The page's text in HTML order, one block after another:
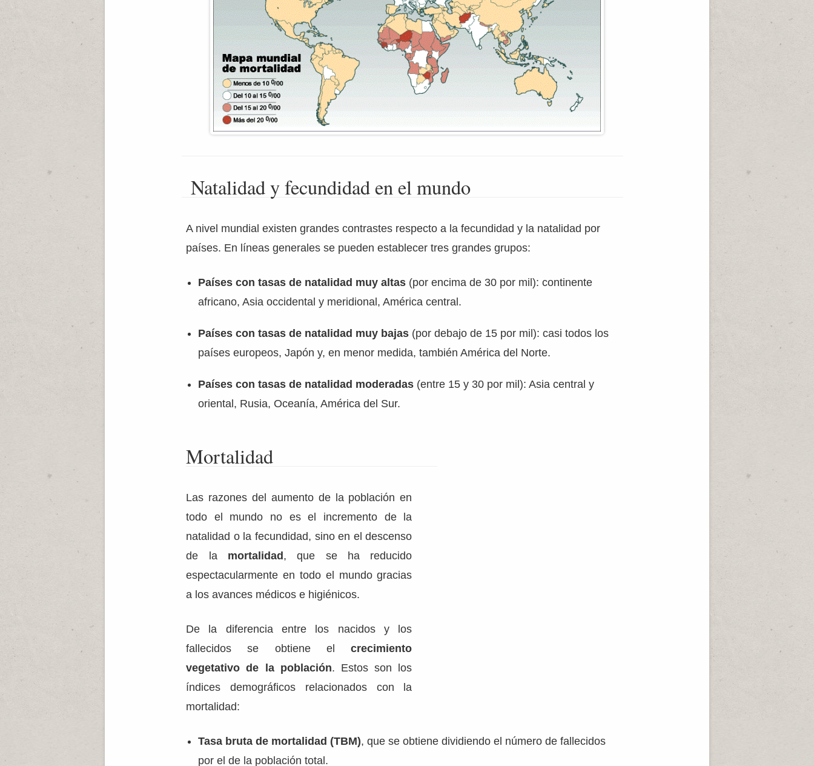
Natalidad y fecundidad en el mundo
A nivel mundial existen grandes contrastes respecto a la fecundidad y la natalidad por
países. En líneas generales se pueden establecer tres grandes grupos:
Países con tasas de natalidad muy altas (por encima de 30 por mil): continente
africano, Asia occidental y meridional, América central.
Países con tasas de natalidad muy bajas (por debajo de 15 por mil): casi todos los
países europeos, Japón y, en menor medida, también América del Norte.
Países con tasas de natalidad moderadas (entre 15 y 30 por mil): Asia central y
oriental, Rusia, Oceanía, América del Sur.
Mortalidad
Las razones del aumento de la población en
todo el mundo no es el incremento de la
natalidad o la fecundidad, sino en el descenso
de la mortalidad, que se ha reducido
espectacularmente en todo el mundo gracias
a los avances médicos e higiénicos.
De la diferencia entre los nacidos y los
fallecidos se obtiene elcrecimiento
vegetativo de la población. Estos son los
índices demográficos relacionados con la
mortalidad:
Tasa bruta de mortalidad (TBM), que se obtiene dividiendo el número de fallecidos
por el de la población total.